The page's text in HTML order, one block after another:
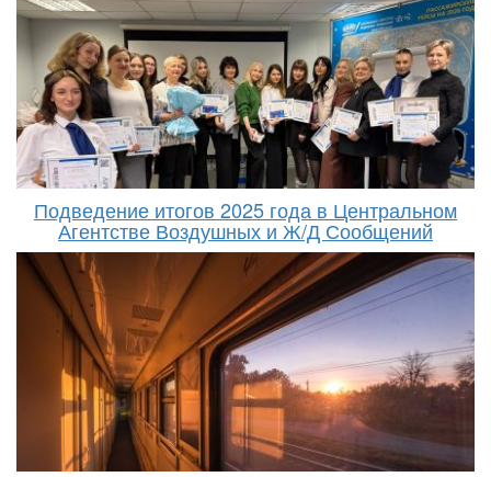
Подведение итогов 2025 года в Центральном
Агентстве Воздушных и Ж/Д Сообщений